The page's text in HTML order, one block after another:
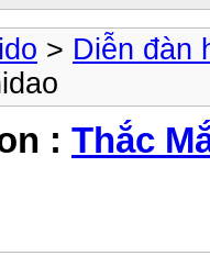
> Diễn đàn
: Thắc